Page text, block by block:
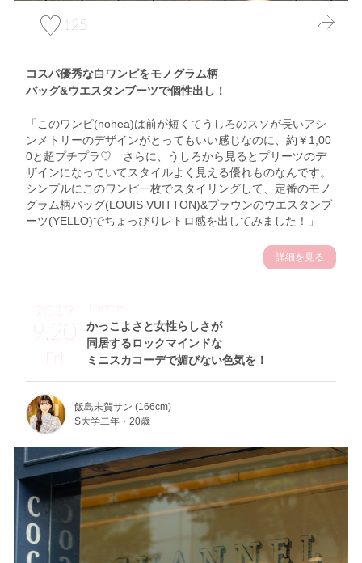
125
コスパ優秀な白ワンピをモノグラム柄
バッグ&ウエスタンブーツで個性出し！
「このワンピ(nohea)は前が短くてうしろのスソが長いアシ
ンメトリーのデザインがとってもいい感じなのに、約￥1,00
0と超プチプラ♡ さらに、うしろから見るとプリーツのデ
ザインになっていてスタイルよく見える優れものなんです。
シンプルにこのワンピ一枚でスタイリングして、定番のモノ
グラム柄バッグ(LOUIS VUITTON)&ブラウンのウエスタンブ
ーツ(YELLO)でちょっぴりレトロ感を出してみました！」
詳細を見る
2019
9.20
Fri
かっこよさと女性らしさが
同居するロックマインドな
ミニスカコーデで媚びない色気を！
Theme
飯島未賀サン (166cm)
S大学二年・20歳